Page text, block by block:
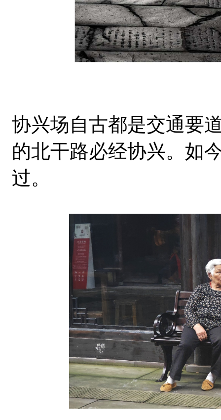
协兴场自古都是交通要
的北干路必经协兴。如
过。